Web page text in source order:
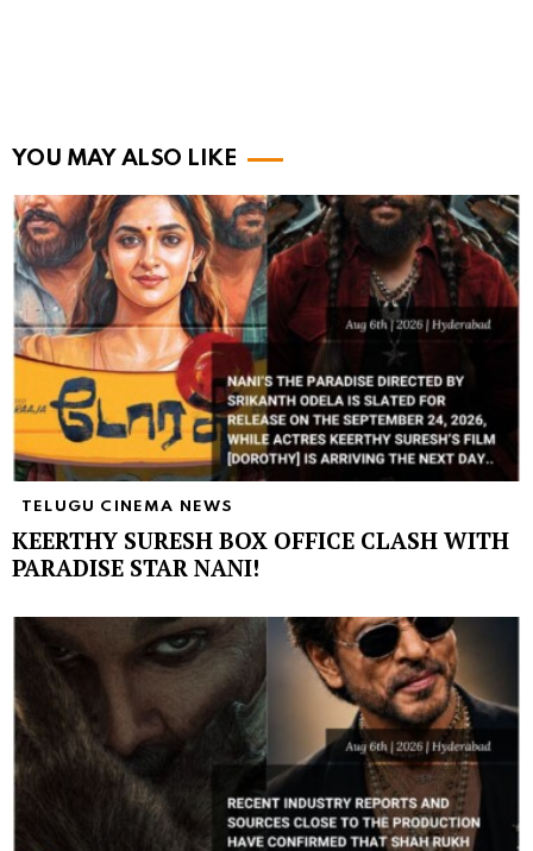
YOU MAY ALSO LIKE
TELUGU CINEMA NEWS
KEERTHY SURESH BOX OFFICE CLASH WITH
PARADISE STAR NANI!